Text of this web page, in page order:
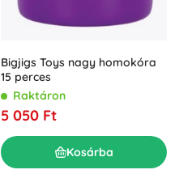
Bigjigs Toys nagy homokóra
15 perces
Raktáron
5 050 Ft
Kosárba